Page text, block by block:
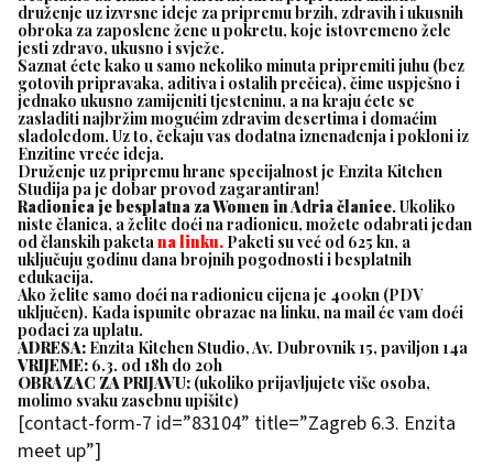
druženje uz izvrsne ideje za pripremu brzih, zdravih i ukusnih
obroka za zaposlene žene u pokretu, koje istovremeno žele
jesti zdravo, ukusno i svježe.
Saznat ćete kako u samo nekoliko minuta pripremiti juhu (bez
gotovih pripravaka, aditiva i ostalih prečica), čime uspješno i
jednako ukusno zamijeniti tjesteninu, a na kraju ćete se
zasladiti najbržim mogućim zdravim desertima i domaćim
sladoledom. Uz to, čekaju vas dodatna iznenađenja i pokloni iz
Enzitine vreće ideja.
Druženje uz pripremu hrane specijalnost je Enzita Kitchen
Studija pa je dobar provod zagarantiran!
Radionica je besplatna za Women in Adria članice. Ukoliko
niste članica, a želite doći na radionicu, možete odabrati jedan
od članskih paketana linku. Paketi su već od 625 kn, a
uključuju godinu dana brojnih pogodnosti i besplatnih
edukacija.
Ako želite samo doći na radionicu cijena je 400kn (PDV
uključen). Kada ispunite obrazac na linku, na mail će vam doći
podaci za uplatu.
ADRESA: Enzita Kitchen Studio, Av. Dubrovnik 15, paviljon 14a
VRIJEME: 6.3. od 18h do 20h
OBRAZAC ZA PRIJAVU: (ukoliko prijavljujete više osoba,
molimo svaku zasebnu upišite)
[contact-form-7 id=”83104” title=”Zagreb 6.3. Enzita
meet up”]